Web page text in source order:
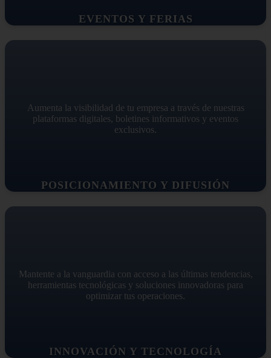
EVENTOS Y FERIAS
POSICIONAMIENTO Y DIFUSIÓN
Aumenta la visibilidad de tu empresa a través de nuestras
plataformas digitales, boletines informativos y eventos
exclusivos.
INNOVACIÓN Y TECNOLOGÍA
Mantente a la vanguardia con acceso a las últimas tendencias,
herramientas tecnológicas y soluciones innovadoras para
optimizar tus operaciones.